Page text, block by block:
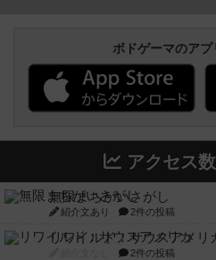
ボドゲーマのアプ
アクセス
無限まちがいさがし
紹介文あり 2件の投稿
リワイルド：サウスアメリ
2件の投稿